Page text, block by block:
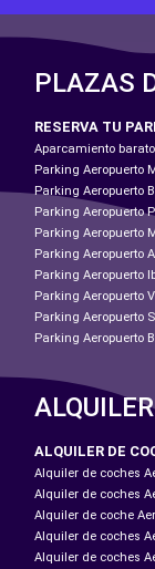
PLAZAS
RESERVA TU
Aparcamiento
Parking Aeropuerto
Parking Aeropuerto
Parking Aeropuerto
Parking Aeropuerto
Parking Aeropuerto
Parking Aeropuerto
Parking Aeropuerto
Parking Aeropuerto
Parking Aeropuerto
ALQUILER DE
Alquiler de coches
Alquiler de coches
Alquiler de coche
Alquiler de coches
Alquiler de coches